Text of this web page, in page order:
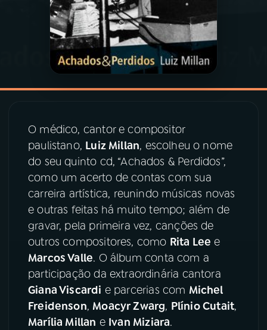
VIDEOCASTS
ÚLTIMAS
ACOMPANHE A RÁDIO MEC
YouTube Facebook
Instagram X
TikTok
O médico, cantor e compositor
paulistano, Luiz Millan, escolheu o nome
do seu quinto cd, “Achados & Perdidos”,
como um acerto de contas com sua
carreira artística, reunindo músicas novas
e outras feitas há muito tempo; além de
gravar, pela primeira vez, canções de
outros compositores, como Rita Lee e
Marcos Valle. O álbum conta com a
participação da extraordinária cantora
Giana Viscardi e parcerias com Michel
Freidenson, Moacyr Zwarg, Plínio Cutait,
Marília Millan e Ivan Miziara.